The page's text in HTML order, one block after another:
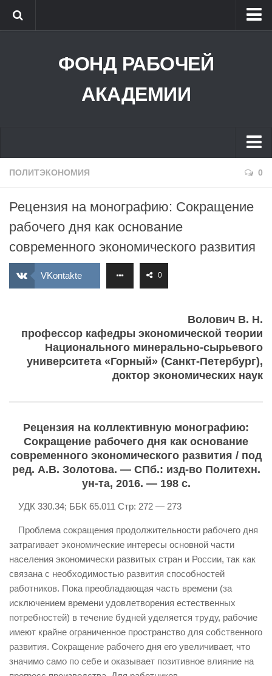
РОССИЙСКИЙ СОВЕТ РАБОЧИХ
РАБОЧАЯ ПАРТИЯ РОССИИ
ФОНД РАБОЧЕЙ
АКАДЕМИИ
КРАСНЫЙ УНИВЕРСИТЕТ
АУДИО
УНИВЕРСИТЕТ РАБОЧИХ КОРРЕСПОНДЕНТОВ
ИЗУЧЕНИЕ ДИАЛЕКТИКИ
НАРОДНАЯ ПРАВДА
ПОЛИТЭКОНОМИЯ 0
Рецензия на монографию: Сокращение
рабочего дня как основание
современного экономического развития
VKontakte 0
Волович В. Н.
профессор кафедры экономической теории
Национального минерально-сырьевого
университета «Горный» (Санкт-Петербург),
доктор экономических наук
Рецензия на коллективную монографию:
Сокращение рабочего дня как основание
современного экономического развития / под
ред. А.В. Золотова. — СПб.: изд-во Политехн.
ун-та, 2016. — 198 с.
УДК 330.34; ББК 65.011 Стр: 272 — 273
Проблема сокращения продолжительности рабочего дня
затрагивает экономические интересы основной части
населения экономически развитых стран и России, так как
связана с необходимостью развития способностей
работников. Пока преобладающая часть времени (за
исключением времени удовлетворения естественных
потребностей) в течение будней уделяется труду, рабочие
имеют крайне ограниченное пространство для собственного
развития. Сокращение рабочего дня его увеличивает, что
значимо само по себе и оказывает позитивное влияние на